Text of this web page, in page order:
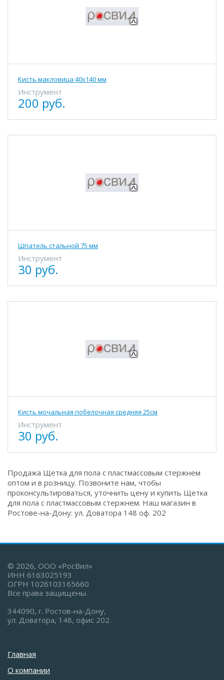
Кисть макловица 40х140 мм
Инструмент
200 руб.
Шпатель стальной 75 мм
Инструмент
30 руб.
Кисть мочальная побелочная средняя 25см
Инструмент
30 руб.
Продажа Щетка для пола с пластмассовым стержнем
оптом и в розницу. Позвоните нам, чтобы
проконсультироваться, уточнить цену и купить Щетка
для пола с пластмассовым стержнем. Наш магазин в
Ростове-на-Дону: ул. Доватора 148 оф. 202
© 2026, ООО «РосВил»
ИНН 6163025193
ОГРН 1026103165660
Все права защищены.
344090, г. Ростов-на-Дону,
ул. Доватора, 148, офис 202.
Главная
О компании